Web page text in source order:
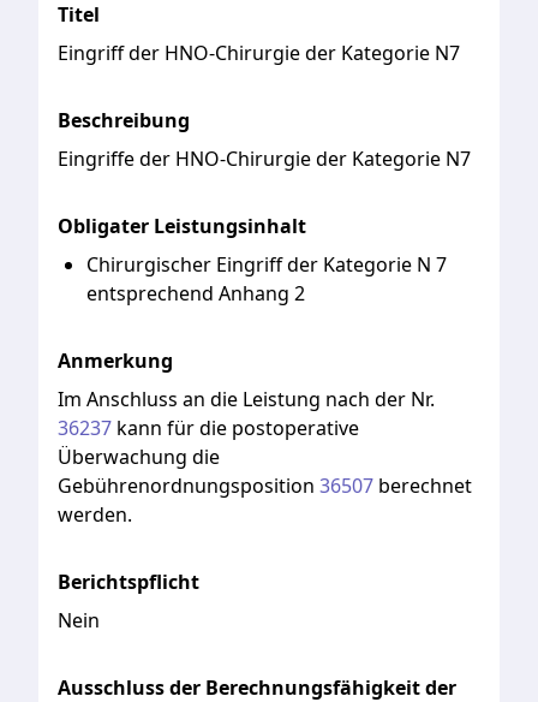
Titel
Eingriff der HNO-Chirurgie der Kategorie N7
Beschreibung
Eingriffeder HNO-Chirurgieder Kategorie N7
Obligater Leistungsinhalt
Chirurgischer Eingriff der Kategorie N 7
entsprechend Anhang 2
Anmerkung
Im Anschluss an die Leistung nach der Nr.
36237 kann fürdie postoperative
Überwachung die
Gebührenordnungsposition 36507 berechnet
werden.
Berichtspflicht
Nein
Ausschluss der Berechnungsfähigkeit der